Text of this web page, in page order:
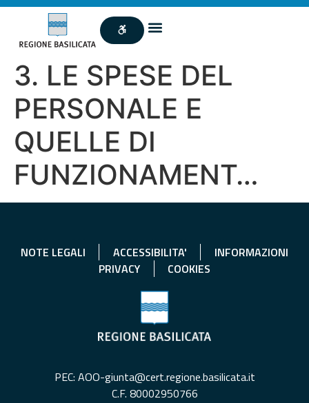
3. LE SPESE DEL
PERSONALE E
QUELLE DI
FUNZIONAMENT…
NOTE LEGALI ACCESSIBILITA'
INFORMAZIONI
PRIVACY
COOKIES
PEC: AOO-giunta@cert.regione.basilicata.it
C.F. 80002950766